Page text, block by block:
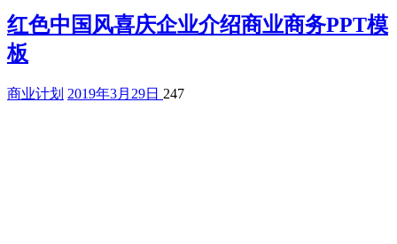
红色中国风喜庆企业介绍商业商务PPT模
板
商业计划 2019年3月29日 247